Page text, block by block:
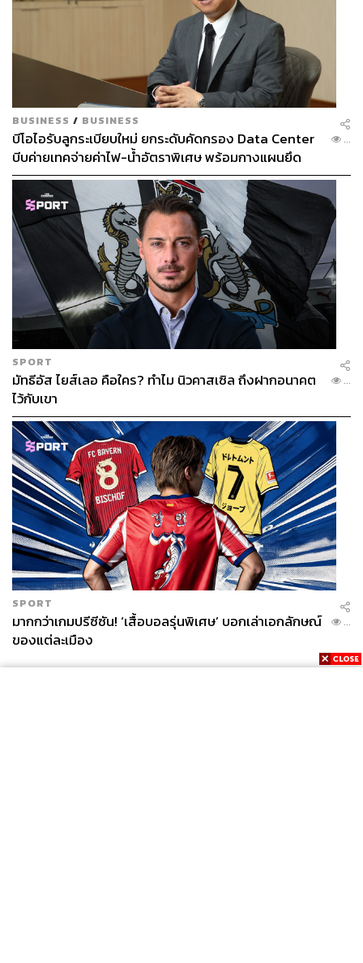
BUSINESS / BUSINESS
บีโอไอรับลูกระเบียบใหม่ ยกระดับคัดกรอง Data Center
บีบค่ายเทคจ่ายค่าไฟ-น้ำอัตราพิเศษ พร้อมกางแผนยึด
ประโยชน์ประเทศเป็นหลัก
...
SPORT
มัทธีอัส ไยส์เลอ คือใคร? ทำไม นิวคาสเซิล ถึงฝากอนาคต
ไว้กับเขา
...
SPORT
มากกว่าเกมปรีซีซัน! ‘เสื้อบอลรุ่นพิเศษ’ บอกเล่าเอกลักษณ์
ของแต่ละเมือง
...